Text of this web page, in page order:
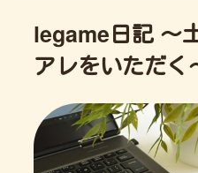
legame日記 ～
アレをいただく